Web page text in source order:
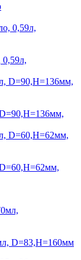
D=83,H=160мм